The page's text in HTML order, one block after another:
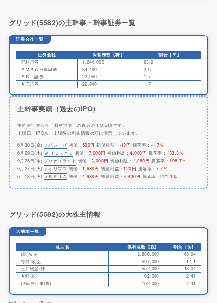
グリッド(5582)の主幹事・幹事証券一覧
証券会社一覧
証券会社 保有株数【株】
割合【％】
野村證券
1,240,000
93.9
ＳＭＢＣ日興証券
34,400
2.6
ＳＢＩ証券
22,900
1.7
丸三証券
22,900 1.7
主幹事実績（過去のIPO）
主幹事証券会社「野村證券」の直近のIPO実績です。
上場日、IPO名、上場後の利益情報の順に表示しています。
6月30日(金) ノバレーゼ 初値：590円 初値損益： -10円 騰落率： -1.7％
6月29日(木) Ｗ ＴＯＫＹＯ 初値： 7,000円 初値利益：4,000円 騰落率： 133.3％
6月28日(水) プロディライト 初値： 3,005円 初値利益： 1,565円 騰落率： 108.7％
6月27日(火) クオリプス 初値： 1,680円 初値利益： 120円 騰落率： 7.7％
6月13日(火) ＡＢＥＪＡ 初値：4,980円 初値利益：3,430円 騰落率：221.3％
グリッド(5582)の大株主情報
大株主一覧
株主名 保有株数【株】
割合【％】
(株)Ｗｅ
2,880,000
68.04
寺島 敬臣
597,000
14.1
三井物産(株)
552,000
13.04
丸紅(株)
102,000
2.41
伊藤忠商事(株)
102,000 2.41